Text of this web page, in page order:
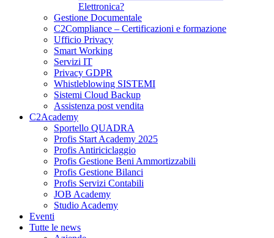
Elettronica?
Gestione Documentale
C2Compliance – Certificazioni e formazione
Ufficio Privacy
Smart Working
Servizi IT
Privacy GDPR
Whistleblowing SISTEMI
Sistemi Cloud Backup
Assistenza post vendita
C2Academy
Sportello QUADRA
Profis Start Academy 2025
Profis Antiriciclaggio
Profis Gestione Beni Ammortizzabili
Profis Gestione Bilanci
Profis Servizi Contabili
JOB Academy
Studio Academy
Eventi
Tutte le news